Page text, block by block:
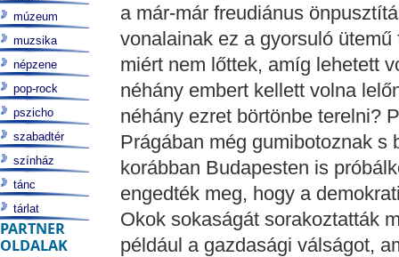
a már-már freudiánus
vonalainak ez a gyorsuló
miért nem lőttek, amíg lehetett
néhány embert kellett volna
néhány ezret börtönbe terelni?
Prágában még gumibotoznak s
korábban Budapesten is
engedték meg, hogy a
Okok sokaságát sorakoztatták
például a gazdasági válságot,
múzeum
muzsika
népzene
pop-rock
pszicho
szabadtér
színház
tánc
tárlat
PARTNER
OLDALAK